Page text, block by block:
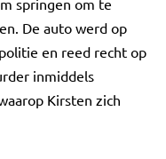
springen om te
De auto werd op
en reed recht op
inmiddels
Kirsten zich